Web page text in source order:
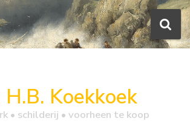
H.B. Koekkoek
• schilderij • voorheen te koop